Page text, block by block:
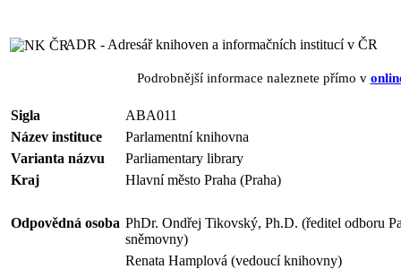
ADR - Adresář knihoven a informačních institucí v ČR
Podrobnější informace naleznete přímo v
Sigla
ABA011
Název instituce
Parlamentní knihovna
Varianta názvu
Parliamentary library
Kraj
Hlavní město Praha (Praha)
Odpovědná osoba PhDr. Ondřej Tikovský, Ph.D. (ředitel odboru
sněmovny)
Renata Hamplová (vedoucí knihovny)